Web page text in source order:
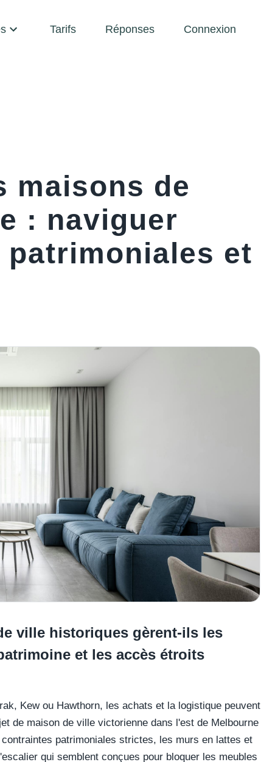
Tarifs Réponses Connexion
maisons de
: naviguer
et
ville historiques gèrent-ils les
et les accès étroits
Kew ou Hawthorn, les achats et la logistique peuvent
de maison de ville victorienne dans l'est de Melbourne
patrimoniales strictes, les murs en lattes et
qui semblent conçues pour bloquer les meubles